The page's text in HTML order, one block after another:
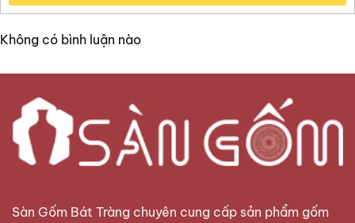
Không có bình luận nào
Sàn Gốm Bát Tràng chuyên cung cấp sản phẩm gốm